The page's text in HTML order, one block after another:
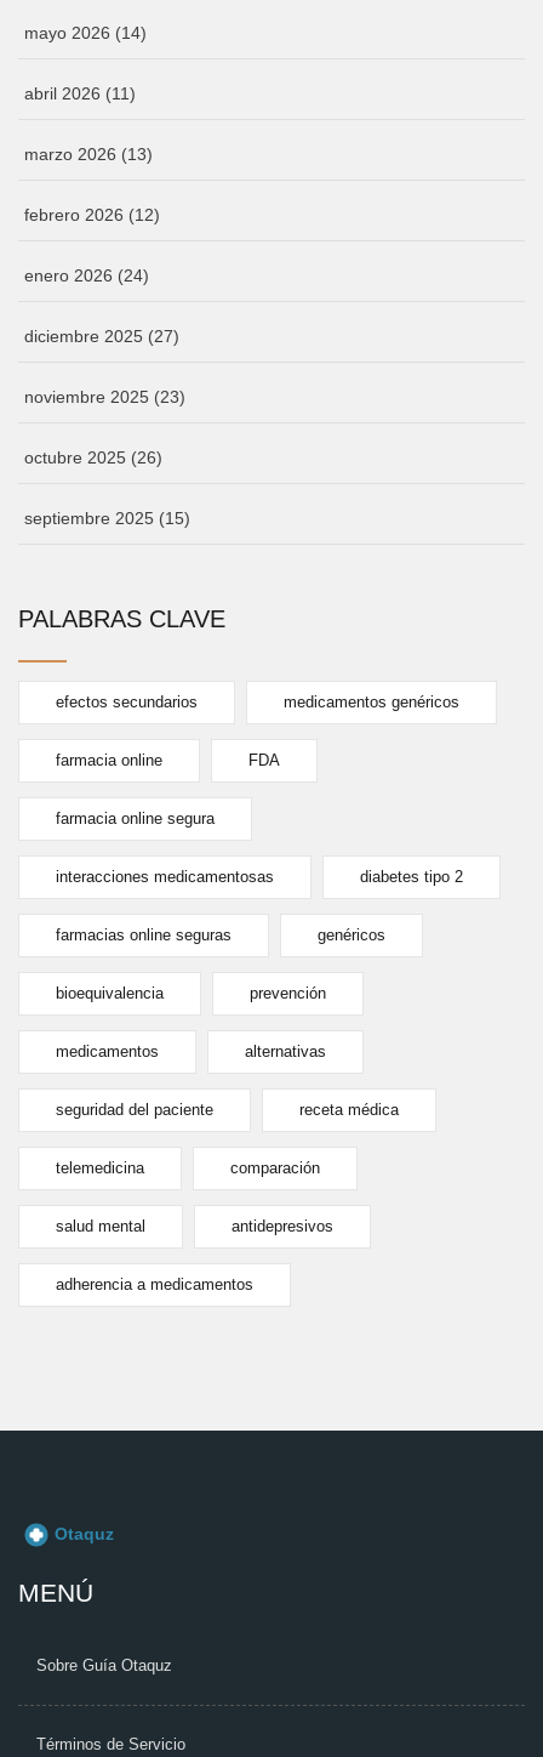
mayo 2026 (14)
abril 2026 (11)
marzo 2026 (13)
febrero 2026 (12)
enero 2026 (24)
diciembre 2025 (27)
noviembre 2025 (23)
octubre 2025 (26)
septiembre 2025 (15)
PALABRAS CLAVE
efectos secundarios medicamentos genéricos
farmacia online FDA
farmacia online segura
interacciones medicamentosas diabetes tipo 2
farmacias online seguras genéricos
bioequivalencia prevención
medicamentos alternativas
seguridad del paciente receta médica
telemedicina comparación
salud mental antidepresivos
adherencia a medicamentos
MENÚ
Sobre Guía Otaquz
Términos de Servicio